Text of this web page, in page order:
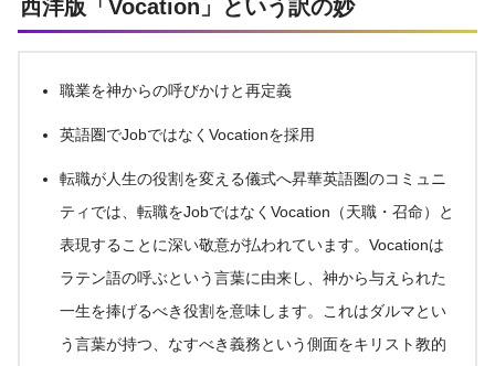
西洋版「Vocation」という訳の妙
職業を神からの呼びかけと再定義
英語圏でJobではなくVocationを採用
転職が人生の役割を変える儀式へ昇華英語圏のコミュニ
ティでは、転職をJobではなくVocation（天職・召命）と
表現することに深い敬意が払われています。Vocationは
ラテン語の呼ぶという言葉に由来し、神から与えられた
一生を捧げるべき役割を意味します。これはダルマとい
う言葉が持つ、なすべき義務という側面をキリスト教的